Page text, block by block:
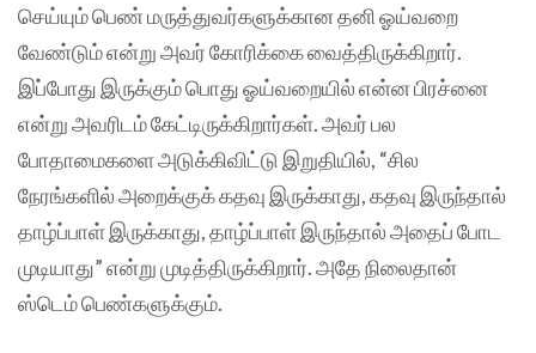
செய்யும் பெண் மருத்துவர்களுக்கான தனி ஓய்வறை
வேண்டும் என்று அவர் கோரிக்கை வைத்திருக்கிறார்.
இப்போது இருக்கும் பொது ஓய்வறையில் என்ன பிரச்னை
என்று அவரிடம் கேட்டிருக்கிறார்கள். அவர் பல
போதாமைகளை அடுக்கிவிட்டு இறுதியில், “சில
நேரங்களில் அறைக்குக் கதவு இருக்காது, கதவு இருந்தால்
தாழ்ப்பாள் இருக்காது, தாழ்ப்பாள் இருந்தால் அதைப் போட
முடியாது” என்று முடித்திருக்கிறார். அதே நிலைதான்
ஸ்டெம் பெண்களுக்கும்.